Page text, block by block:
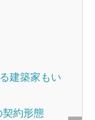
建築家もい
契約形態